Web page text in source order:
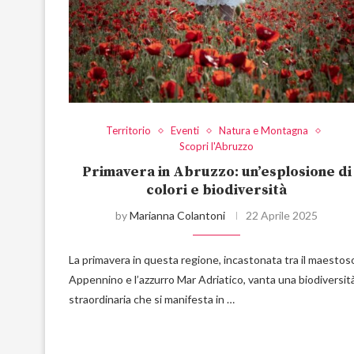
Territorio Eventi
Natura e Montagna
Scopri l'Abruzzo
Primavera in Abruzzo: un’esplosione di
colori e biodiversità
byMarianna Colantoni 22 Aprile 2025
La primavera in questa regione, incastonata tra il
Appennino e l’azzurro Mar Adriatico, vanta una
straordinaria che si manifesta in …